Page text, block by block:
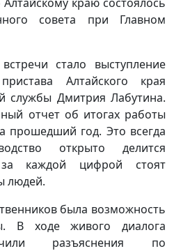
совета при Главном
стало выступление
Алтайского края
службы Дмитрия Лабутина.
отчет об итогах работы
прошедший год. Это всегда
открыто делится
за каждой цифрой стоят
людей.
была возможность
В ходе живого диалога
разъяснения по